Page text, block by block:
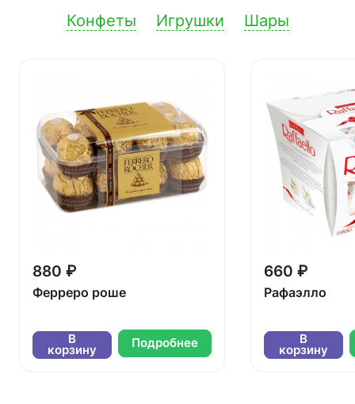
Конфеты Игрушки Шары
880 ₽
Ферреро роше
В
корзину Подробнее
660 ₽
Рафаэлло
В
корзину